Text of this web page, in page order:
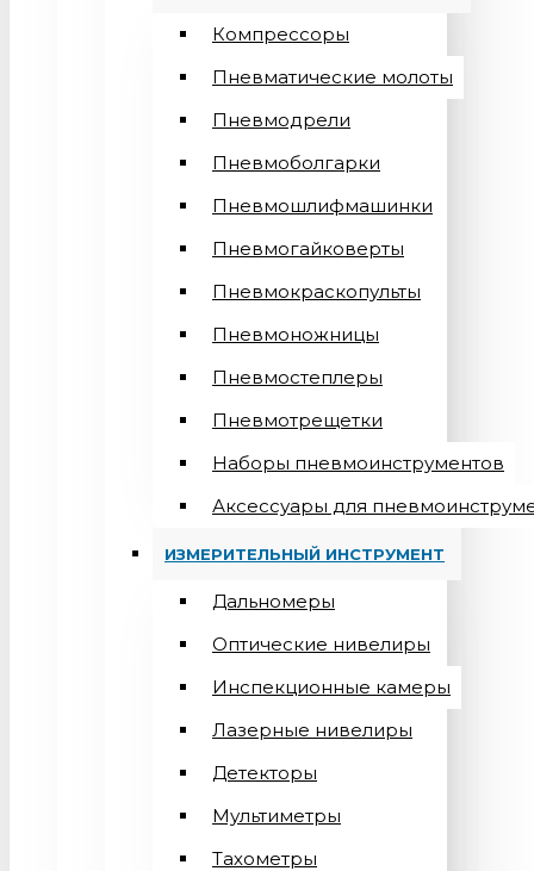
Компрессоры
Пневматические молоты
Пневмодрели
Пневмоболгарки
Пневмошлифмашинки
Пневмогайковерты
Пневмокраскопульты
Пневмоножницы
Пневмостеплеры
Пневмотрещетки
Наборы пневмоинструментов
Аксессуары для
ИЗМЕРИТЕЛЬНЫЙ ИНСТРУМЕНТ
Дальномеры
Оптические нивелиры
Инспекционные камеры
Лазерные нивелиры
Детекторы
Мультиметры
Тахометры